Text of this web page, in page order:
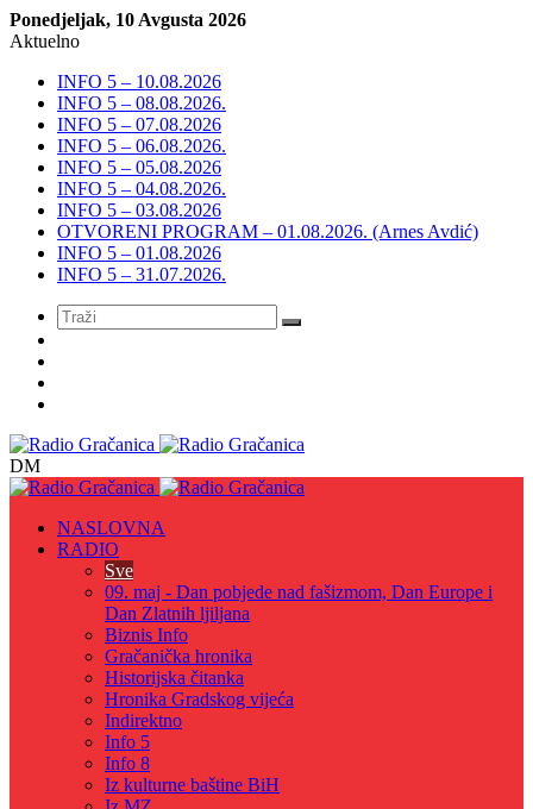
Ponedjeljak, 10 Avgusta 2026
Aktuelno
INFO 5 – 10.08.2026
INFO 5 – 08.08.2026.
INFO 5 – 07.08.2026
INFO 5 – 06.08.2026.
INFO 5 – 05.08.2026
INFO 5 – 04.08.2026.
INFO 5 – 03.08.2026
OTVORENI PROGRAM – 01.08.2026. (Arnes Avdić)
INFO 5 – 01.08.2026
INFO 5 – 31.07.2026.
Meni
DM
NASLOVNA
RADIO
Sve
09. maj - Dan pobjede nad fašizmom, Dan Europe i
Dan Zlatnih ljiljana
Biznis Info
Gračanička hronika
Historijska čitanka
Hronika Gradskog vijeća
Indirektno
Info 5
Info 8
Iz kulturne baštine BiH